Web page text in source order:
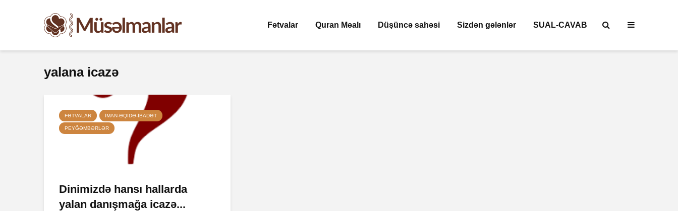
Fətvalar Quran Məalı Düşüncə sahəsi Sizdən gələnlər SUAL-CAVAB
yalana icazə
FƏTVALAR İMAN-ƏQIDƏ-IBADƏT
PEYĞƏMBƏRLƏR
Dinimizdə hansı hallarda
yalan danışmağa icazə...